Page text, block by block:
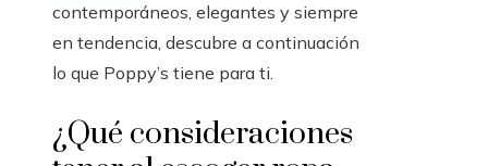
contemporáneos, elegantes y siempre
en tendencia, descubre a continuación
lo que Poppy’s tiene para ti.
¿Qué consideraciones